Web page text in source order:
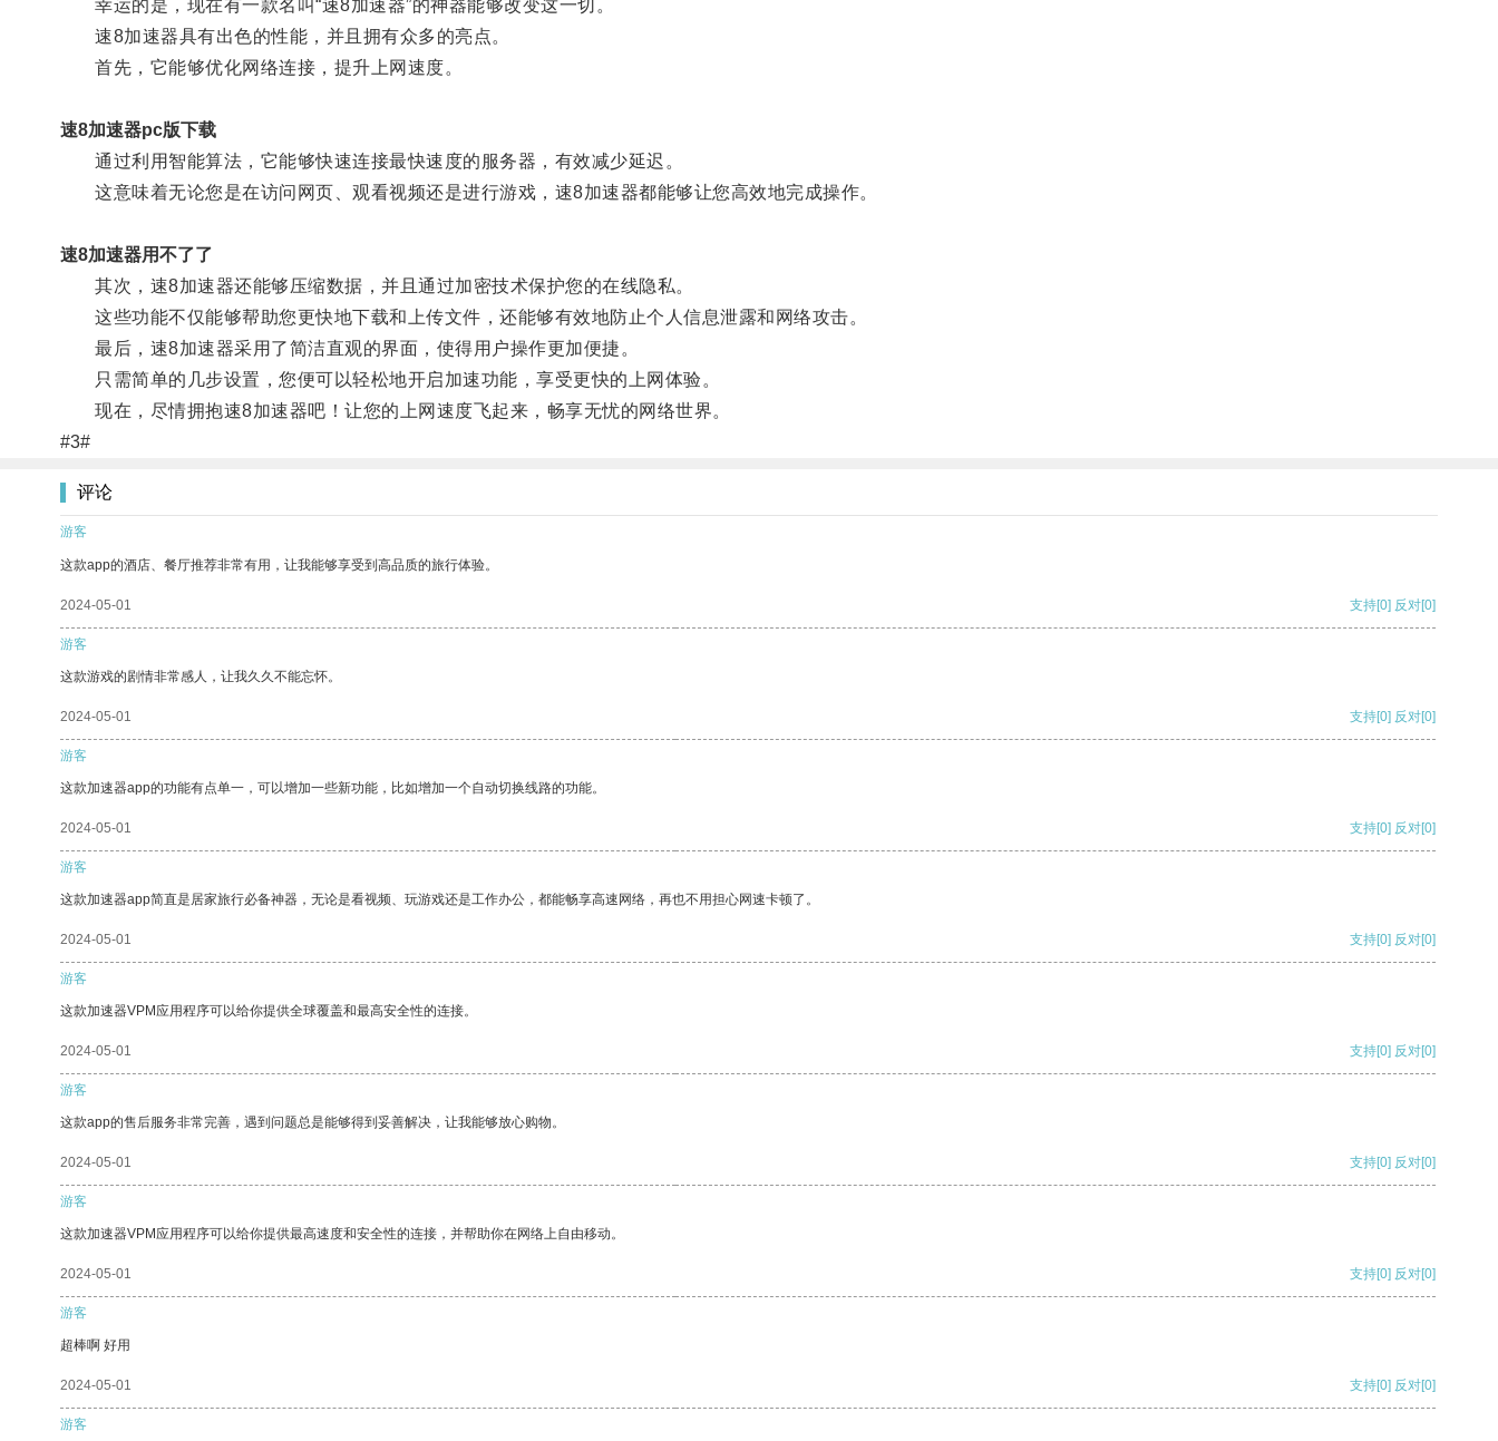
幸运的是，现在有一款名叫“速8加速器”的神器能够改变这一切。
速8加速器具有出色的性能，并且拥有众多的亮点。
首先，它能够优化网络连接，提升上网速度。
速8加速器pc版下载
通过利用智能算法，它能够快速连接最快速度的服务器，有效减少延迟。
这意味着无论您是在访问网页、观看视频还是进行游戏，速8加速器都能够让您高效地完成操作。
速8加速器用不了了
其次，速8加速器还能够压缩数据，并且通过加密技术保护您的在线隐私。
这些功能不仅能够帮助您更快地下载和上传文件，还能够有效地防止个人信息泄露和网络攻击。
最后，速8加速器采用了简洁直观的界面，使得用户操作更加便捷。
只需简单的几步设置，您便可以轻松地开启加速功能，享受更快的上网体验。
现在，尽情拥抱速8加速器吧！让您的上网速度飞起来，畅享无忧的网络世界。
#3#
评论
游客
这款app的酒店、餐厅推荐非常有用，让我能够享受到高品质的旅行体验。
2024-05-01 支持[0] 反对[0]
游客
这款游戏的剧情非常感人，让我久久不能忘怀。
2024-05-01 支持[0] 反对[0]
游客
这款加速器app的功能有点单一，可以增加一些新功能，比如增加一个自动切换线路的功能。
2024-05-01 支持[0] 反对[0]
游客
这款加速器app简直是居家旅行必备神器，无论是看视频、玩游戏还是工作办公，都能畅享高速网络，再也不用担心网速卡顿了。
2024-05-01 支持[0] 反对[0]
游客
这款加速器VPM应用程序可以给你提供全球覆盖和最高安全性的连接。
2024-05-01 支持[0] 反对[0]
游客
这款app的售后服务非常完善，遇到问题总是能够得到妥善解决，让我能够放心购物。
2024-05-01 支持[0] 反对[0]
游客
这款加速器VPM应用程序可以给你提供最高速度和安全性的连接，并帮助你在网络上自由移动。
2024-05-01 支持[0] 反对[0]
游客
超棒啊 好用
2024-05-01 支持[0] 反对[0]
游客